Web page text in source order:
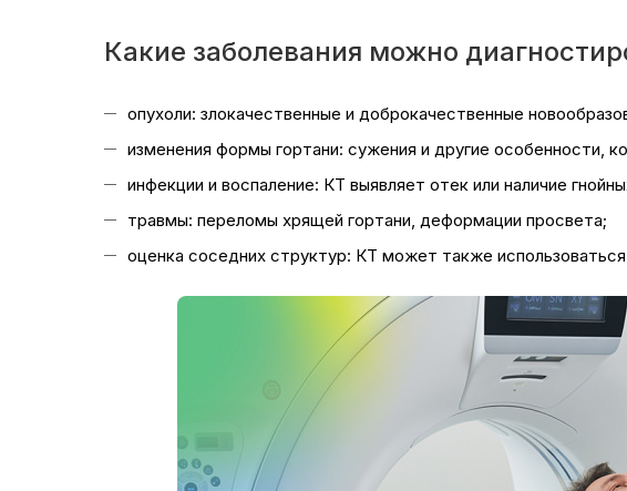
Какие заболевания можно
опухоли: злокачественные и доброкачественные
изменения формы гортани: сужения и другие особенности,
инфекции и воспаление: КТ выявляет отек или наличие
травмы: переломы хрящей гортани, деформации просвета;
оценка соседних структур: КТ может также